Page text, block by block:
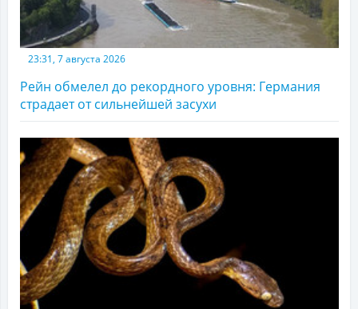
23:31, 7 августа 2026
Рейн обмелел до рекордного уровня: Германия
страдает от сильнейшей засухи